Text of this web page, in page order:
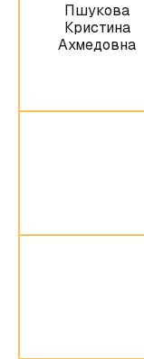
Пшукова
Кристина
Ахмедовна